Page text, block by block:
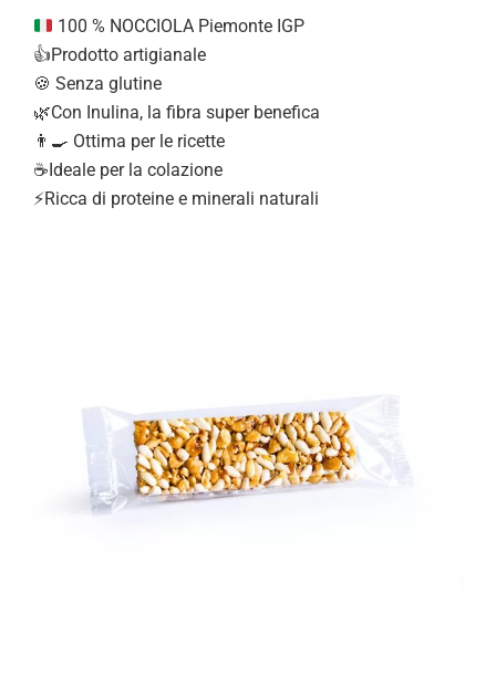
100 % NOCCIOLA Piemonte IGP
👍Prodotto artigianale
🍪 Senza glutine
🌿Con Inulina, la fibra super benefica
👨‍🍳 Ottima per le ricette
☕Ideale per la colazione
⚡Ricca di proteine e minerali naturali